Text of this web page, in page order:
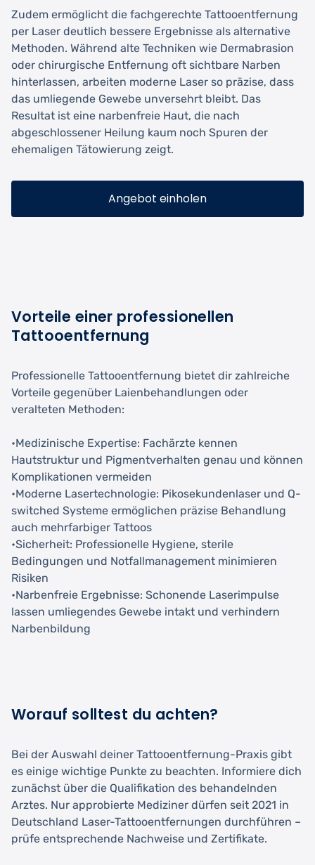
Zudem ermöglicht die fachgerechte Tattooentfernung
per Laser deutlich bessere Ergebnisse als alternative
Methoden. Während alte Techniken wie Dermabrasion
oder chirurgische Entfernung oft sichtbare Narben
hinterlassen, arbeiten moderne Laser so präzise, dass
das umliegende Gewebe unversehrt bleibt. Das
Resultat ist eine narbenfreie Haut, die nach
abgeschlossener Heilung kaum noch Spuren der
ehemaligen Tätowierung zeigt.
Angebot einholen
Vorteile einer professionellen
Tattooentfernung
Professionelle Tattooentfernung bietet dir zahlreiche
Vorteile gegenüber Laienbehandlungen oder
veralteten Methoden:
•Medizinische Expertise: Fachärzte kennen
Hautstruktur und Pigmentverhalten genau und können
Komplikationen vermeiden
•Moderne Lasertechnologie: Pikosekundenlaser und Q-
switched Systeme ermöglichen präzise Behandlung
auch mehrfarbiger Tattoos
•Sicherheit: Professionelle Hygiene, sterile
Bedingungen und Notfallmanagement minimieren
Risiken
•Narbenfreie Ergebnisse: Schonende Laserimpulse
lassen umliegendes Gewebe intakt und verhindern
Narbenbildung
Worauf solltest du achten?
Bei der Auswahl deiner Tattooentfernung-Praxis gibt
es einige wichtige Punkte zu beachten. Informiere dich
zunächst über die Qualifikation des behandelnden
Arztes. Nur approbierte Mediziner dürfen seit 2021 in
Deutschland Laser-Tattooentfernungen durchführen –
prüfe entsprechende Nachweise und Zertifikate.